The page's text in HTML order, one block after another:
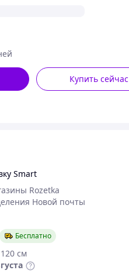
Купить сейчас
Smart
Rozetka
Новой почты
Бесплатно
см